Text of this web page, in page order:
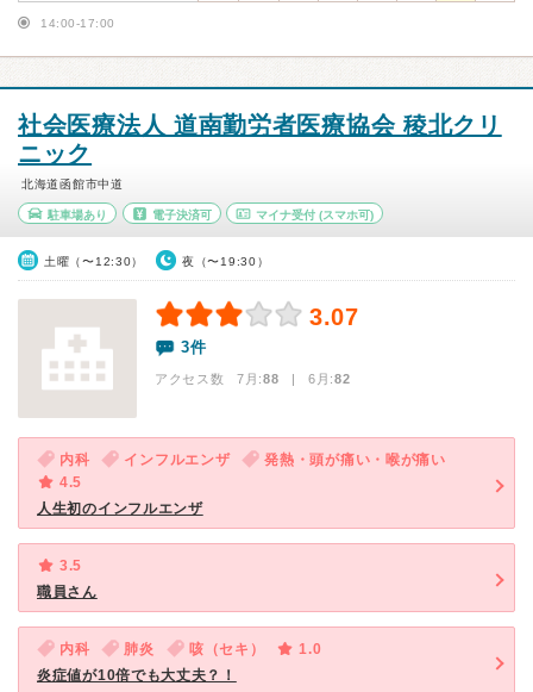
14:00-17:00
社会医療法人 道南勤労者医療協会 稜北クリ
ニック
北海道函館市中道
駐車場あり 電子決済可 マイナ受付 (スマホ可)
土曜（〜12:30） 夜（〜19:30）
3.07
3件
アクセス数 7月:88 | 6月:82
内科 インフルエンザ
発熱・頭が痛い・喉が痛い
4.5
人生初のインフルエンザ
3.5
職員さん
内科 肺炎 咳（セキ）
1.0
炎症値が10倍でも大丈夫？！